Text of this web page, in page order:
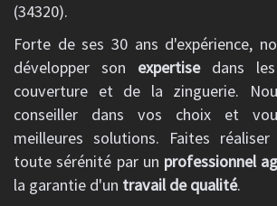
(34320).
Forte de ses 30 ans d'expérience,
développer son expertisedans
couverture et de la zinguerie.
conseiller dans vos choix et
meilleures solutions. Faites
toute sérénité par un professionnel
la garantie d'un travail de qualité.